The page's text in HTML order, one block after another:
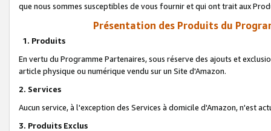
que nous sommes susceptibles de vous fournir et qui ont trait aux
Présentation des Produits du
1. Produits
En vertu du Programme Partenaires, sous réserve des ajouts et
article physique ou numérique vendu sur un Site d'Amazon.
2. Services
Aucun service, à l'exception des Services à domicile d'Amazon, n'est
3. Produits Exclus